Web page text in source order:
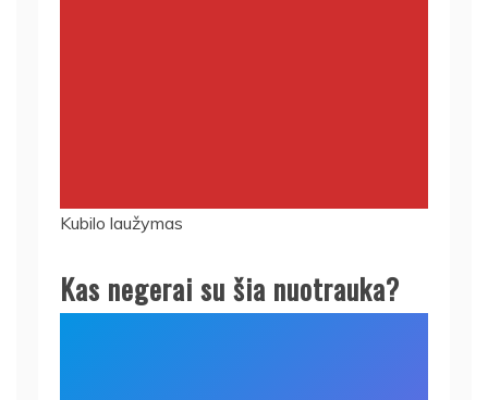
Kubilo laužymas
Kas negerai su šia nuotrauka?